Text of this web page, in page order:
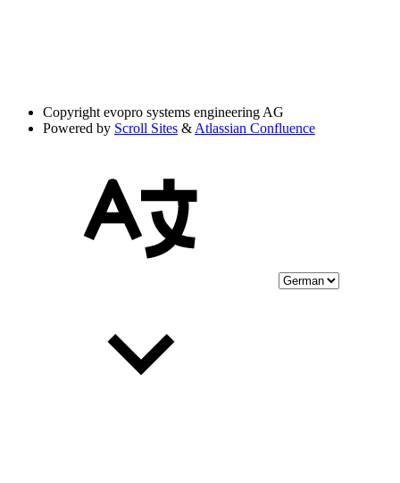
Copyright evopro systems engineering AG
Powered by Scroll Sites & Atlassian Confluence